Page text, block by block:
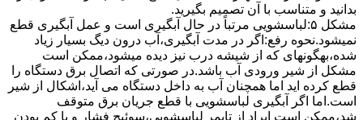
بدانید و متناسب با آن تصمیم بگیرید.
مشکل ۵:لباسشویی مرتباً در ﺣﺎل آﺑﮕﯿﺮی اﺳﺖ و ﻋﻤﻞ آﺑﮕﯿﺮی ﻗﻄﻊ
نمیشود.نحوه رﻓﻊ:اﮔﺮ در ﻣﺪت آﺑﮕﯿﺮی،آب درون دﯾﮓ ﺑﺴﯿﺎر زﯾﺎد
ﺷﺪه،بهگونهای ﮐﻪ از ﺷﯿﺸﻪ درب ﻧﯿﺰ دﯾﺪه میشود،ممکن است
مشکل از شیر ورودی آب باشد.در صورتی که اتصال برق دستگاه را
قطع کرده اید اما همچنان آب به داخل دستگاه می آید،اشکال از شیر
است.اما اگر آبگیری لباسشویی با قطع جریان برق متوقف
شد،ممکن است ایراد از تایمر لباسشویی،سوئیچ فشار و یا کم بودن